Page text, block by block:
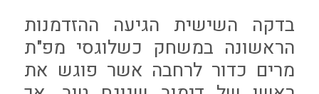
בדקה השישית הגיעה ההזדמנות
הראשונה במשחק כשלוגסי מפ"ת
מרים כדור לרחבה אשר פוגש את